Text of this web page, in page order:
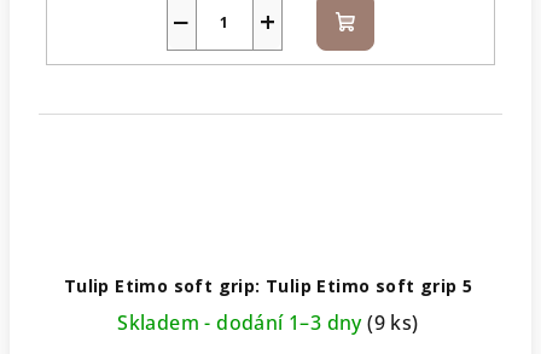
+
− Do
košíku
Tulip Etimo soft grip: Tulip Etimo soft grip 5
Skladem - dodání 1–3 dny(9 ks)